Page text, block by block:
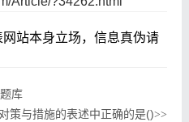
站本身立场，信息真伪请
库
策与措施的表述中正确的是()>>